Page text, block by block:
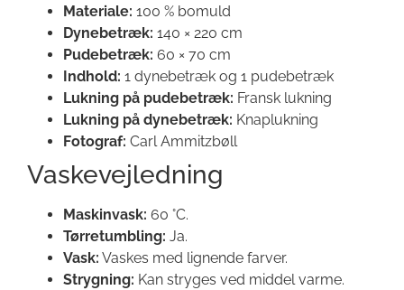
Materiale: 100 % bomuld
Dynebetræk: 140 × 220 cm
Pudebetræk: 60 × 70 cm
Indhold: 1 dynebetræk og 1 pudebetræk
Lukning på pudebetræk: Fransk lukning
Lukning på dynebetræk: Knaplukning
Fotograf: Carl Ammitzbøll
Vaskevejledning
Maskinvask: 60 °C.
Tørretumbling: Ja.
Vask: Vaskes med lignende farver.
Strygning: Kan stryges ved middel varme.